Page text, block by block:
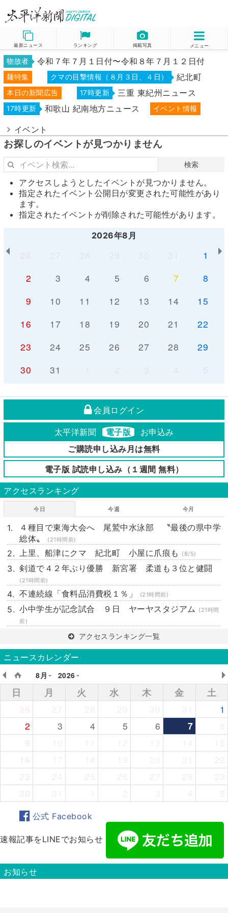
最新ニュース ランキング 掲載写真 メニュー
物故者 令和７年７月１日付〜令和８年７月１２日付
麺特集 クマの目撃情報（８月３日、４日） 紀北町
本日の新聞広告 17時更新 三重 東紀州ニュース
17時更新 和歌山 紀南地方ニュース イベント情報
イベント
お探しのイベントが見つかりません
検索
アクセスしようとしたイベントが見つかりません。
指定されたイベント公開日が変更された可能性があり
ます。
指定されたイベントが削除された可能性があります。
2026年8月
26
1
2
3 4 5 6 7
8
9
10 11 12 13 14
15
16
17 18 19 20 21
22
23
24 25 26 27 28
29
30
31 5
会員ログイン
太平洋新聞 電子版
お申込み
ご購読申し込み月は無料
電子版 試読申し込み（１週間 無料）
アクセスランキング
今日 今週 今月
４種目で東海大会へ 尾鷲中水泳部 〝最後の県中学
総体〟
(21時間前)
上里、船津にクマ 紀北町 小屋に爪痕も (8/5)
剣道で４２年ぶり優勝 新宮署 柔道も３位と健闘
(21時間前)
不連続線「食料品消費税１％」 (21時間前)
小中学生が記念試合 ９日 ヤーヤスタジアム (21時間
前)
アクセスランキング一覧
ニュースカレンダー
8月
2026
日 月 火 水 木 金
土
26
1
2
3 4 5 6 7
8
9
15
16
22
23
29
30
5
公式 Facebook
速報記事をLINEでお知らせ
お知らせ